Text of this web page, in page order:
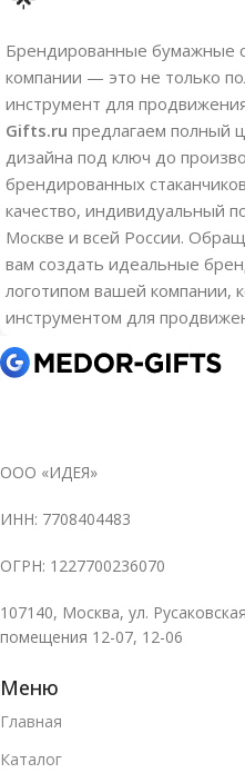
Брендированные бумажные
компании — это не только
инструмент для
Gifts.ru предлагаем полный
дизайна под ключ до
брендированных
качество, индивидуальный
Москве и всей России.
вам создать идеальные
логотипом вашей компании,
инструментом для
ООО «ИДЕЯ»
ИНН: 7708404483
ОГРН: 1227700236070
107140, Москва, ул.
помещения 12-07, 12-06
Меню
Главная
Каталог